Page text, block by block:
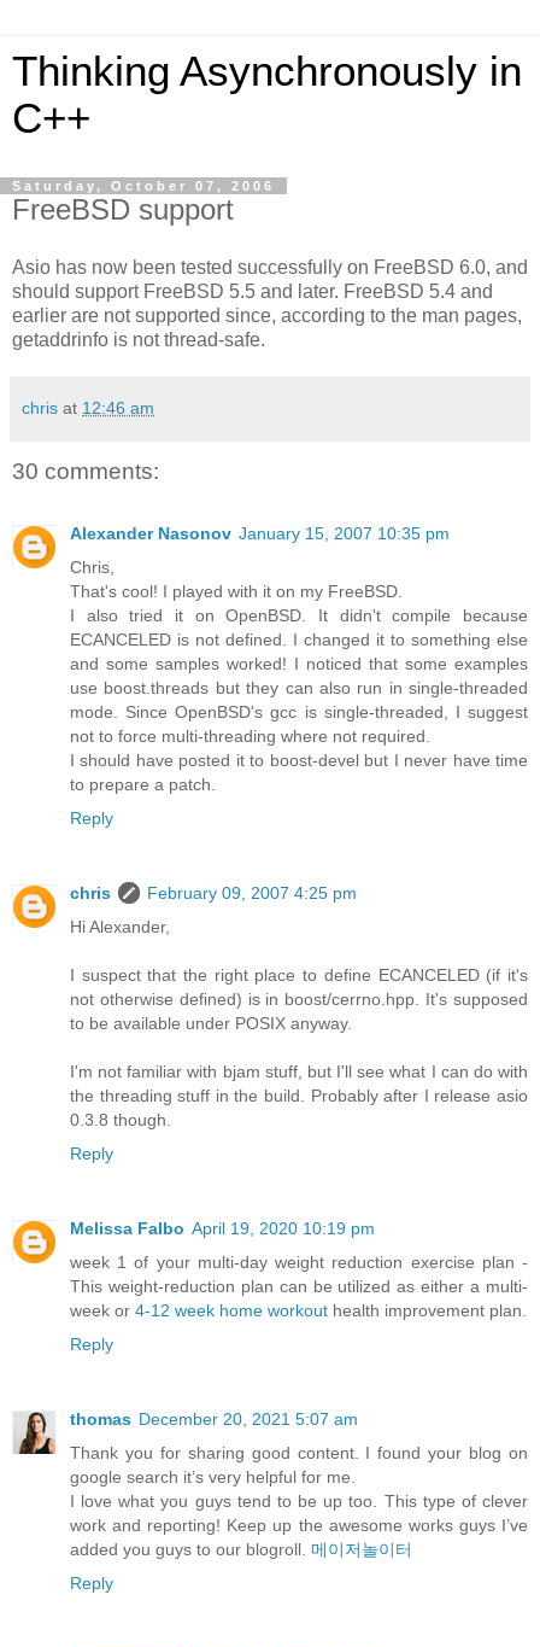
Thinking Asynchronously in
C++
Saturday, October 07, 2006
FreeBSD support
Asio has now been tested successfully on FreeBSD 6.0, and
should support FreeBSD 5.5 and later. FreeBSD 5.4 and
earlier are not supported since, according to the man pages,
getaddrinfo is not thread-safe.
chris at 12:46 am
30 comments:
Alexander Nasonov January 15, 2007 10:35 pm
Chris,
That's cool! I played with it on my FreeBSD.
I also tried it on OpenBSD. It didn't compile because
ECANCELED is not defined. I changed it to something else
and some samples worked! I noticed that some examples
use boost.threads but they can also run in single-threaded
mode. Since OpenBSD's gcc is single-threaded, I suggest
not to force multi-threading where not required.
I should have posted it to boost-devel but I never have time
to prepare a patch.
Reply
chris
February 09, 2007 4:25 pm
Hi Alexander,
I suspect that the right place to define ECANCELED (if it's
not otherwise defined) is in boost/cerrno.hpp. It's supposed
to be available under POSIX anyway.
I'm not familiar with bjam stuff, but I'll see what I can do with
the threading stuff in the build. Probably after I release asio
0.3.8 though.
Reply
Melissa Falbo April 19, 2020 10:19 pm
week 1 of your multi-day weight reduction exercise plan -
This weight-reduction plan can be utilized as either a multi-
week or 4-12 week home workout health improvement plan.
Reply
thomas December 20, 2021 5:07 am
Thank you for sharing good content. I found your blog on
google search it’s very helpful for me.
I love what you guys tend to be up too. This type of clever
work and reporting! Keep up the awesome works guys I’ve
added you guys to our blogroll. 메이저놀이터
Reply